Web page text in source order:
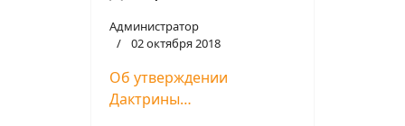
Администратор
02 октября 2018
Об утверждении
Дактрины…